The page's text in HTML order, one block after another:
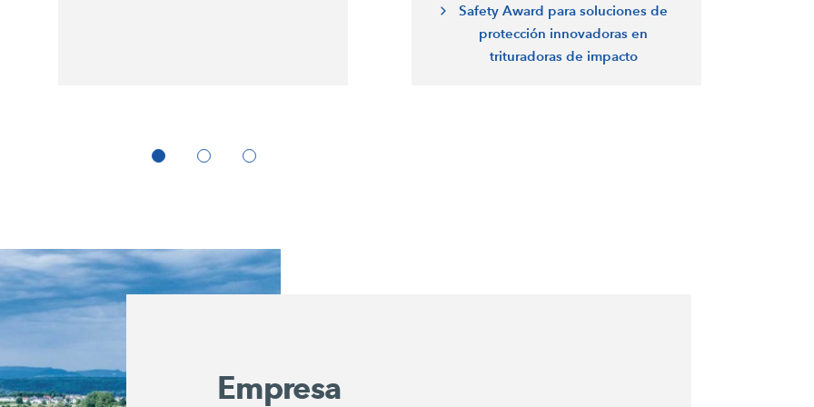
Safety Award para soluciones de
protección innovadoras en
trituradoras de impacto
Empresa